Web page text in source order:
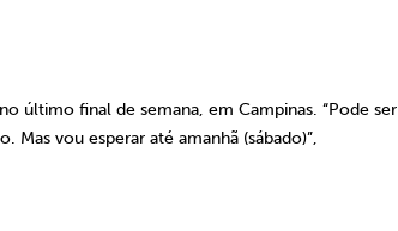
último final de semana, em Campinas. “Pode ser
vou esperar até amanhã (sábado)”,